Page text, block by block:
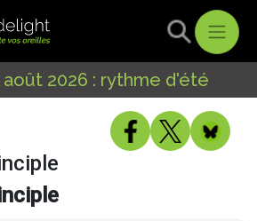
août 2026 : rythme d'été